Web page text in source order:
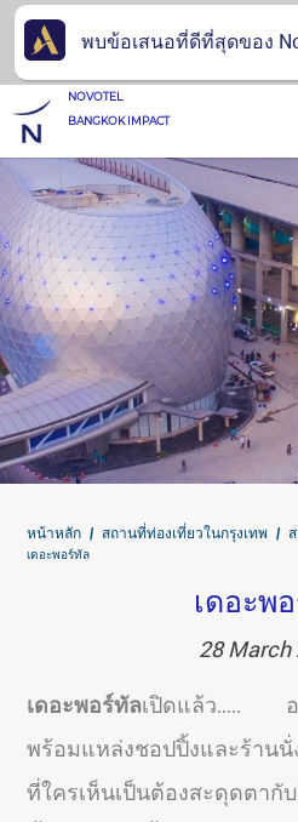
หน้าหลัก สถานที่ท่องเที่ยวในกรุงเทพ
เดอะพอร์ทัล
เดอะพ
28 March
เดอะพอร์ทัลเปิดแล้ว….. อ
พร้อมแหล่งชอปปิ้งและร้าน
ที่ใครเห็นเป็นต้องสะดุดตากั
NOVOTEL
BANGKOK IMPACT
พบข้อเสนอที่ดีที่สุดของ